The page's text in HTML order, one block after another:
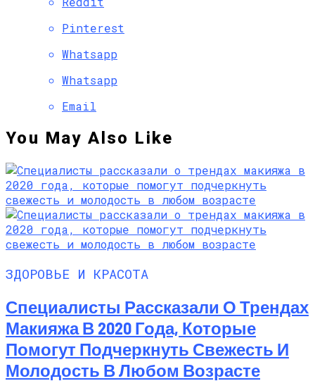
Pinterest
Whatsapp
Whatsapp
Email
You May Also Like
ЗДОРОВЬЕ И КРАСОТА
Специалисты Рассказали О Трендах
Макияжа В 2020 Года, Которые
Помогут Подчеркнуть Свежесть И
Молодость В Любом Возрасте